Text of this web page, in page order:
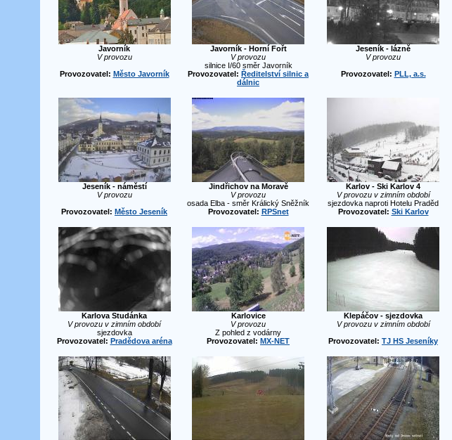
Javorník
V provozu
Provozovatel: Město Javorník
Javorník - Horní Fořt
V provozu
silnice I/60 směr Javorník
Provozovatel: Ředitelství silnic a
dálnic
Jeseník - lázně
V provozu
Provozovatel: PLL, a.s.
Jeseník - náměstí
V provozu
Provozovatel: Město Jeseník
Jindřichov na Moravě
V provozu
osada Elba - směr Králický Sněžník
Provozovatel: RPSnet
Karlov - Ski Karlov 4
V provozu v zimním období
sjezdovka naproti Hotelu Praděd
Provozovatel: Ski Karlov
Karlova Studánka
V provozu v zimním období
sjezdovka
Provozovatel: Pradědova aréna
Karlovice
V provozu
Z pohled z vodárny
Provozovatel: MX-NET
Klepáčov - sjezdovka
V provozu v zimním období
Provozovatel: TJ HS Jeseníky